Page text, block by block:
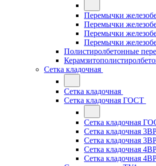
Перемычки
Перемычки
Перемычки
Перемычки
Полистиролбетонные
Сетка кладочная
Сетка кладочная
Сетка кладочная ГОСТ
Сетка кладочная
Сетка кладочная
Сетка кладочная
Сетка кладочная
Сетка кладочная